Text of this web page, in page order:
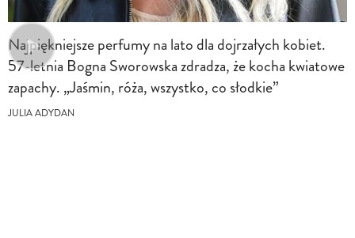
Najpiękniejsze perfumy na lato dla dojrzałych kobiet.
57-letnia Bogna Sworowska zdradza, że kocha kwiatowe
zapachy. „Jaśmin, róża, wszystko, co słodkie”
JULIA ADYDAN